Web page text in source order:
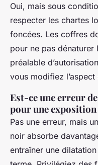
Oui, mais sous
respecter les chartes
foncées. Les coffres
pour ne pas dénaturer
préalable
vous modifiez l’aspect
Est-ce une erreur
pour une exposition
Pas une erreur, mais
noir absorbe
entraîner une